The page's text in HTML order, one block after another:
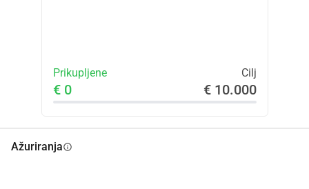
Prikupljene Cilj
€ 0 € 10.000
Ažuriranjainfo